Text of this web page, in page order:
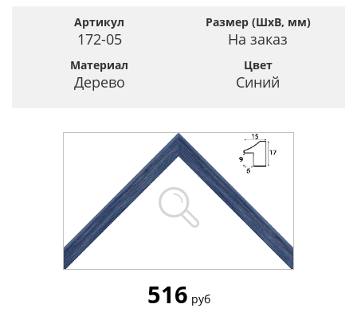
Артикул
172-05
Размер (ШхВ, мм)
На заказ
Материал
Дерево
Цвет
Синий
516 руб